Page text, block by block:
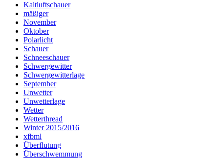
Kaltluftschauer
mäßiger
November
Oktober
Polarlicht
Schauer
Schneeschauer
Schwergewitter
Schwergewitterlage
September
Unwetter
Unwetterlage
Wetter
Wetterthread
Winter 2015/2016
xfbml
Überflutung
Überschwemmung